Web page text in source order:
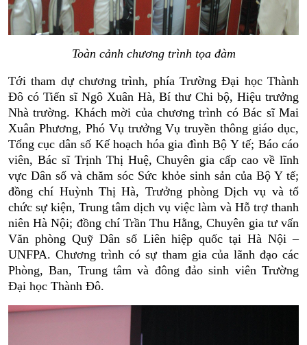
Toàn cảnh chương trình tọa đàm
Tới tham dự chương trình, phía Trường Đại học Thành
Đô có Tiến sĩ Ngô Xuân Hà, Bí thư Chi bộ, Hiệu trưởng
Nhà trường. Khách mời của chương trình cóBác sĩ Mai
Xuân Phương, Phó Vụ trưởng Vụ truyền thông giáo dục,
Tổng cục dân số Kế hoạch hóa gia đình Bộ Y tế; Báo cáo
viên, Bác sĩ Trịnh Thị Huệ, Chuyên gia cấp cao về lĩnh
vực Dân số và chăm sóc Sức khỏe sinh sản của Bộ Y tế;
đồng chí Huỳnh Thị Hà, Trưởng phòng Dịch vụ và tổ
chức sự kiện, Trung tâm dịch vụ việc làm và Hỗ trợ thanh
niên Hà Nội; đồng chí Trần Thu Hằng, Chuyên gia tư vấn
Văn phòng Quỹ Dân số Liên hiệp quốc tại Hà Nội –
UNFPA. Chương trình có sự tham gia của lãnh đạo các
Phòng, Ban, Trung tâm và đông đảo sinh viên Trường
Đại học Thành Đô.